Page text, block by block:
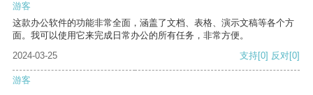
游客
这款办公软件的功能非常全面，涵盖了文档、表格、演示文稿等各个方
面。我可以使用它来完成日常办公的所有任务，非常方便。
2024-03-25
支持[0] 反对[0]
游客